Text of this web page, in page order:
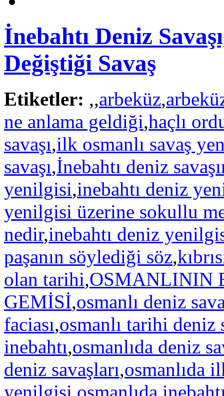
İnebahtı Deniz
Değiştiği Savaş
Etiketler: ,,arbeküz,
ne anlama geldiği,haçlı
savaşı,ilk osmanlı savaş
savaşı,İnebahtı deniz
yenilgisi,inebahtı deniz
yenilgisi üzerine sokullu
nedir,inebahtı deniz
paşanın söylediği söz,
olan tarihi,OSMANLININ
GEMİSİ,osmanlı deniz
faciası,osmanlı tarihi deniz
inebahtı,osmanlıda deniz
deniz savaşları,osmanlıda
yenilgisi,osmanlıda